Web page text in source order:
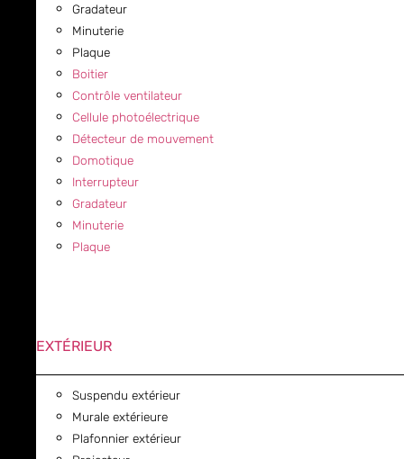
Gradateur
Minuterie
Plaque
Boitier
Contrôle ventilateur
Cellule photoélectrique
Détecteur de mouvement
Domotique
Interrupteur
Gradateur
Minuterie
Plaque
EXTÉRIEUR
Suspendu extérieur
Murale extérieure
Plafonnier extérieur